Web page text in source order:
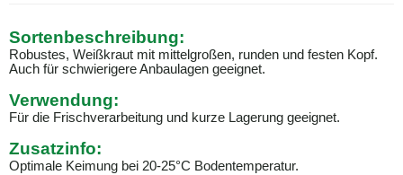
Sortenbeschreibung:
Robustes, Weißkraut mit mittelgroßen, runden und festen Kopf.
Auch für schwierigere Anbaulagen geeignet.
Verwendung:
Für die Frischverarbeitung und kurze Lagerung geeignet.
Zusatzinfo:
Optimale Keimung bei 20-25°C Bodentemperatur.